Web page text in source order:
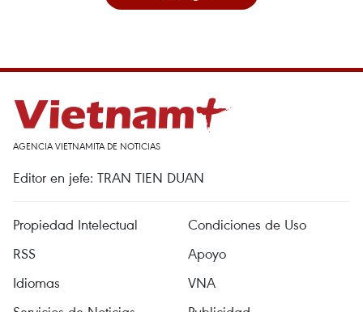
AGENCIA VIETNAMITA DE NOTICIAS
Editor en jefe: TRAN TIEN DUAN
Propiedad Intelectual
Condiciones de Uso
RSS
Apoyo
Idiomas
VNA